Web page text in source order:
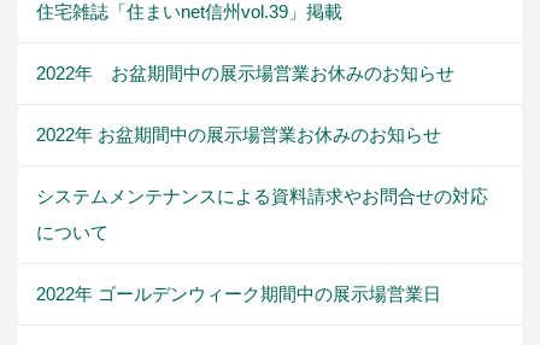
住宅雑誌「住まいnet信州vol.39」掲載
2022年 お盆期間中の展示場営業お休みのお知らせ
2022年 お盆期間中の展示場営業お休みのお知らせ
システムメンテナンスによる資料請求やお問合せの対応
について
2022年 ゴールデンウィーク期間中の展示場営業日